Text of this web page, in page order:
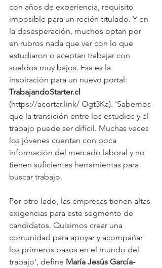
con años de experiencia, requisito
imposible para un recién titulado. Y en
la desesperación, muchos optan por
en rubros nada que ver con lo que
estudiaron o aceptan trabajar con
sueldos muy bajos. Esa es la
inspiración para un nuevo portal:
TrabajandoStarter.cl
(https://acortar.link/ Ogt3Ka). 'Sabemos
que la transición entre los estudios y el
trabajo puede ser difícil. Muchas veces
los jóvenes cuentan con poca
información del mercado laboral y no
tienen suficientes herramientas para
buscar trabajo.
Por otro lado, las empresas tienen altas
exigencias para este segmento de
candidatos. Quisimos crear una
comunidad para apoyar y acompañar
los primeros pasos en el mundo del
trabajo', define María Jesús García-